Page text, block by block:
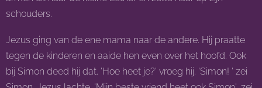
schouders.
Jezus ging van de ene mama naar de andere. Hij praatte
tegen de kinderen en aaide hen even over het hoofd. Ook
bij Simon deed hij dat. 'Hoe heet je?' vroeg hij. 'Simon! ' zei